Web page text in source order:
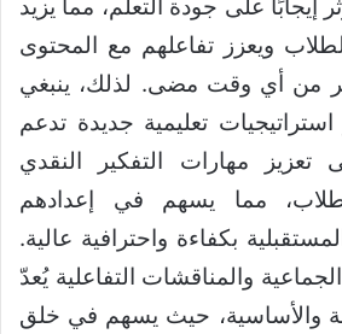
إيجابًا على جودة التعلم، مما يزيد
ويعزز تفاعلهم مع المحتوى
من أي وقت مضى. لذلك، ينبغي
تعليمية جديدة تدعم
تعزيز مهارات التفكير النقدي
مما يسهم في إعدادهم
بكفاءة واحترافية عالية.
والمناقشات التفاعلية يُعدّ
والأساسية، حيث يسهم في خلق